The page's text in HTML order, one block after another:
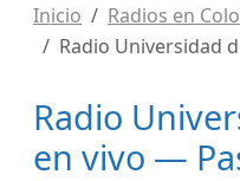
Inicio Radios en
Radio Universidad
Radio
en vivo —